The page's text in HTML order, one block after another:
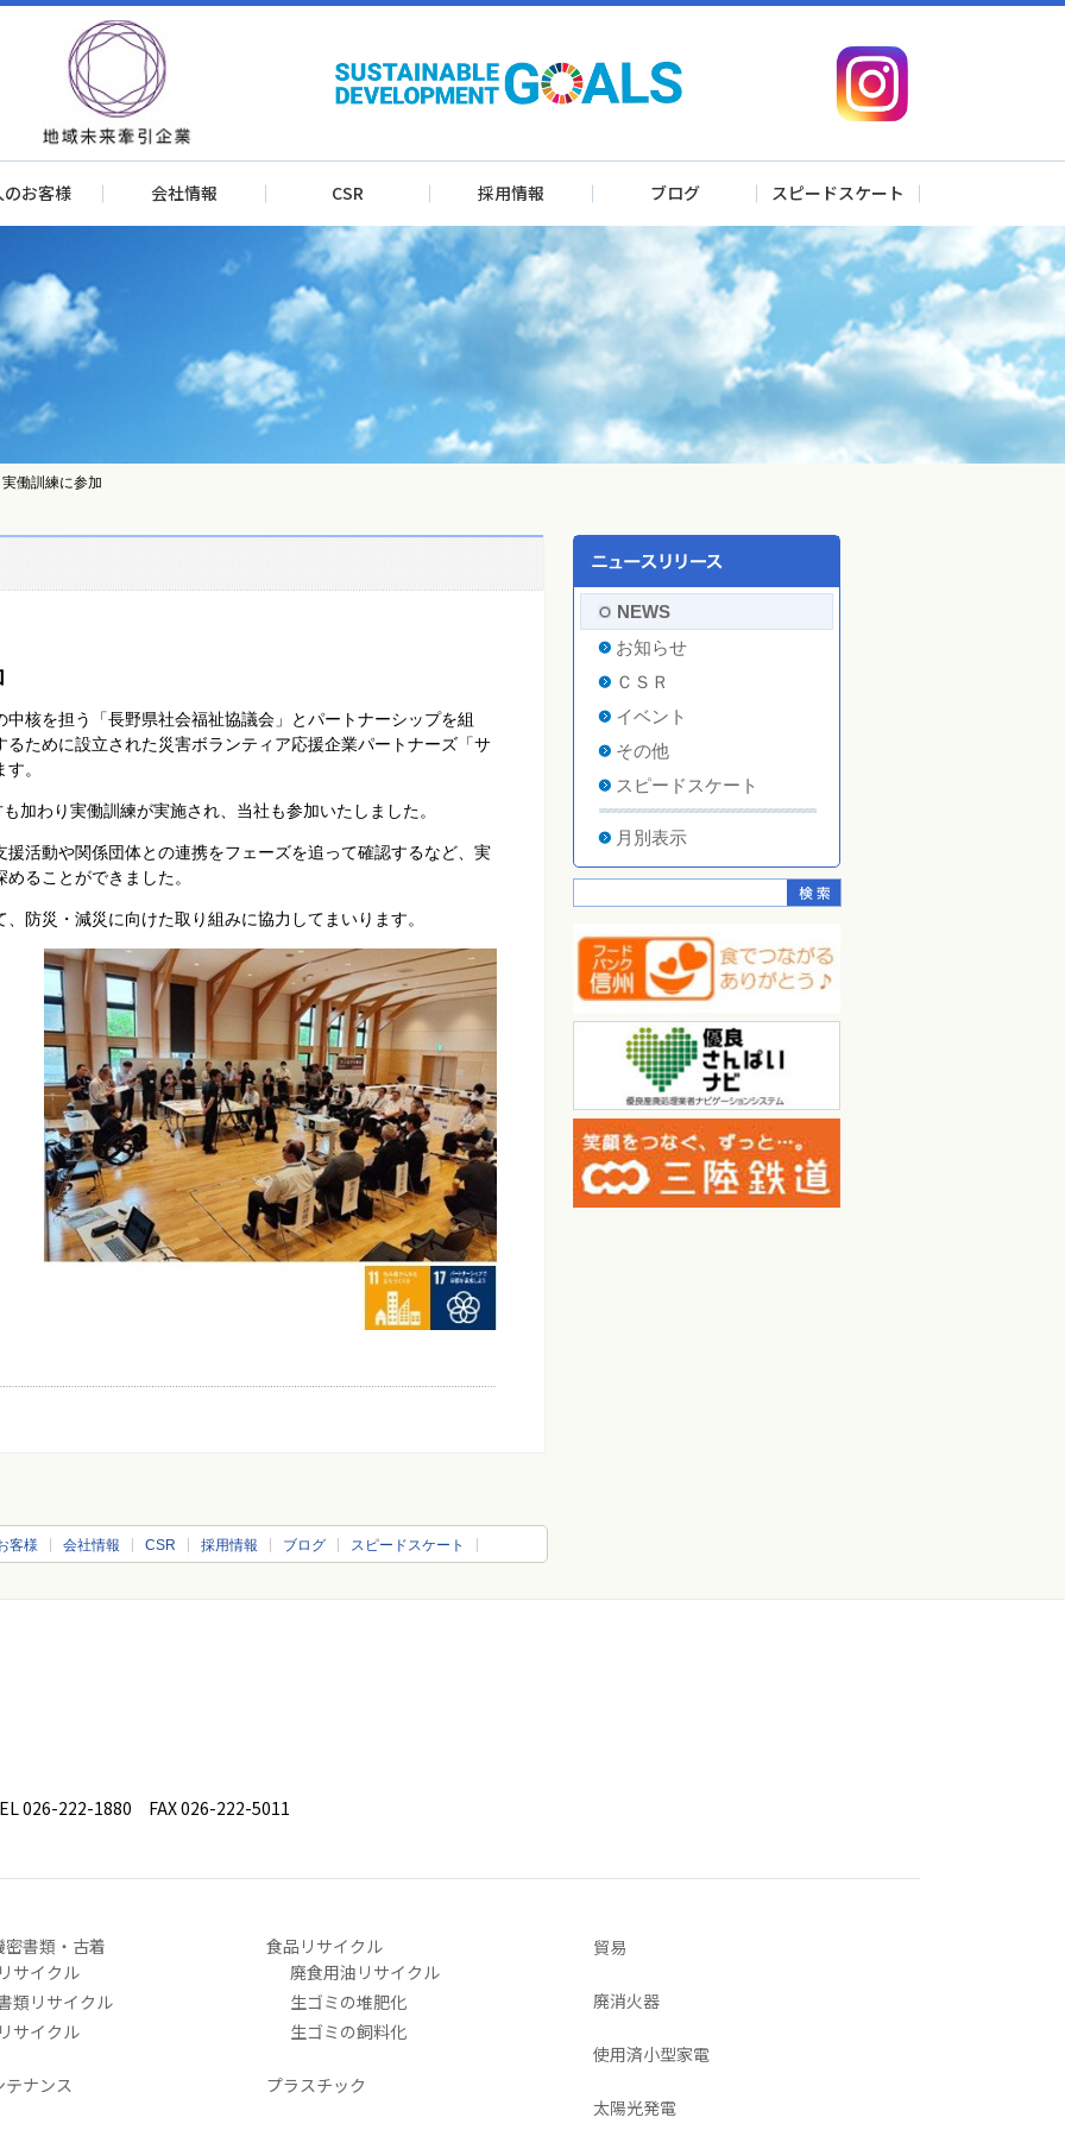
のお客様 会社情報 CSR 採用情報 ブログ スピードスケート
働訓練に参加
核を担う「長野県社会福祉協議会」とパートナーシップを組
ために設立された災害ボランティア応援企業パートナーズ「サ
。
加わり実働訓練が実施され、当社も参加いたしました。
活動や関係団体との連携をフェーズを追って確認するなど、実
ることができました。
防災・減災に向けた取り組みに協力してまいります。
NEWS
お知らせ
ＣＳＲ
イベント
その他
スピードスケート
月別表示
客様 会社情報 CSR 採用情報 ブログ スピードスケート
222-1880 FAX 026-222-5011
密書類・古着
サイクル
類リサイクル
サイクル
テナンス
食品リサイクル
廃食用油リサイクル
生ゴミの堆肥化
生ゴミの飼料化
プラスチック
貿易
廃消火器
使用済小型家電
太陽光発電